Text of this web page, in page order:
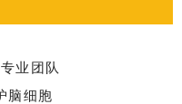
业团队
脑细胞